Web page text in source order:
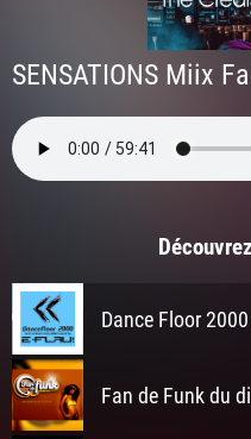
Dance Floor
Fan de Funk du